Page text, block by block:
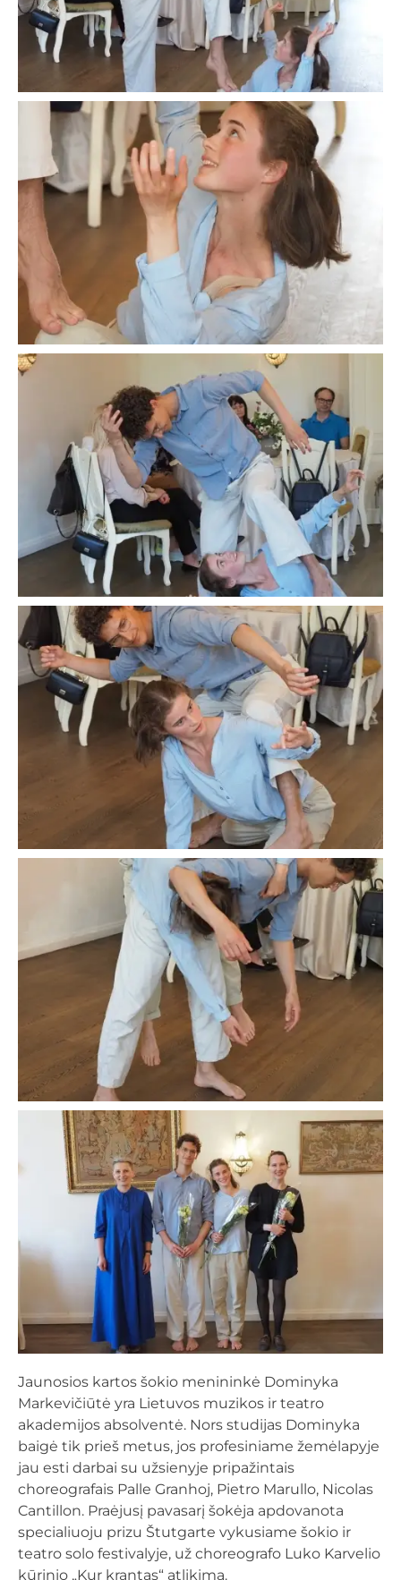
Jaunosios kartos šokio menininkė Dominyka
Markevičiūtė yra Lietuvos muzikos ir teatro
akademijos absolventė. Nors studijas Dominyka
baigė tik prieš metus, jos profesiniame žemėlapyje
jau esti darbai su užsienyje pripažintais
choreografais Palle Granhoj, Pietro Marullo, Nicolas
Cantillon. Praėjusį pavasarį šokėja apdovanota
specialiuoju prizu Štutgarte vykusiame šokio ir
teatro solo festivalyje, už choreografo Luko Karvelio
kūrinio „Kur krantas“ atlikimą.